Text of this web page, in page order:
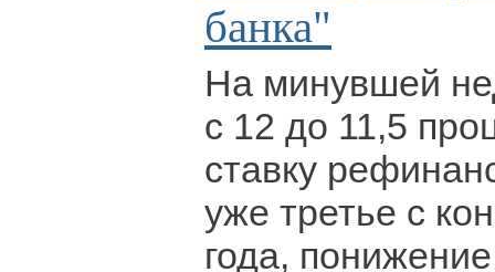
банка"
На минувшей
с 12 до 11,5
ставку
уже третье с
года,